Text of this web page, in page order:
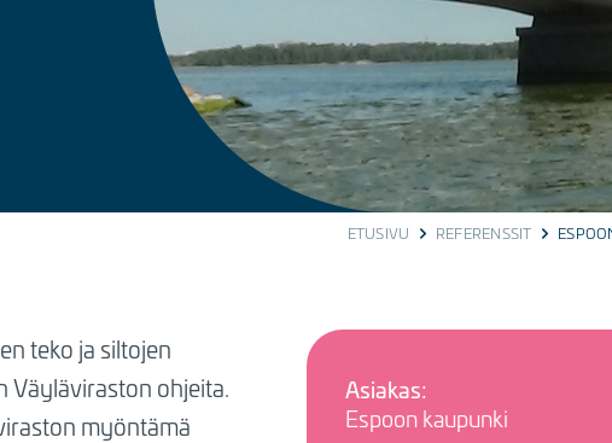
ETUSIVU REFERENSSIT
teko ja siltojen
Väyläviraston ohjeita.
myöntämä
Asiakas:
Espoon kaupunki